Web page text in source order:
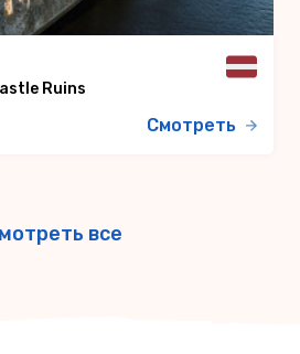
Ruins
Смотреть
все